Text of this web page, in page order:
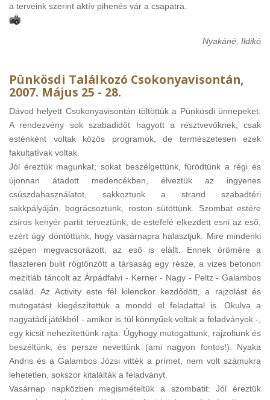
a terveink szerint aktív pihenés vár a csapatra.
Nyakáné, Ildikó
Pünkösdi Találkozó Csokonyavisontán,
2007. Május 25 - 28.
Dávod helyett Csokonyavisontán töltöttük a Pünkösdi ünnepeket.
A rendezvény sok szabadidőt hagyott a résztvevőknek, csak
esténként voltak közös programok, de természetesen ezek
fakultatívak voltak.
Jól éreztük magunkat; sokat beszélgettünk, fürödtünk a régi és
újonnan átadott medencékben, élveztük az ingyenes
csúszdahasználatot, sakkoztunk a strand szabadtéri
sakkpályáján, bográcsoztunk, roston sütöttünk. Szombat estére
zsíros kenyér partit terveztünk, de estefelé elkezdett esni az eső,
ezért úgy döntöttünk, hogy vasárnapra halasztjuk. Mire mindenki
szépen megvacsorázott, az eső is elállt. Ennek örömére a
flaszteren bulit rögtönzött a társaság egy része, a vizes betonon
mezítláb táncolt az Árpádfalvi - Kerner - Nagy - Peltz - Galambos
család. Az Activity este fél kilenckor kezdődött, a rajzolást és
mutogatást kiegészítettük a mondd el feladattal is. Okulva a
nagyatádi játékból - amikor is túl könnyűek voltak a feladványok -,
egy kicsit nehezítettünk rajta. Úgyhogy mutogattunk, rajzoltunk és
beszéltünk, és persze nevettünk (ami nagyon fontos!). Nyaka
Andris és a Galambos Józsi vitték a prímet, nem volt számukra
lehetetlen, sokszor kitalálták a feladványt.
Vasárnap napközben megismételtük a szombatit: Jól éreztük